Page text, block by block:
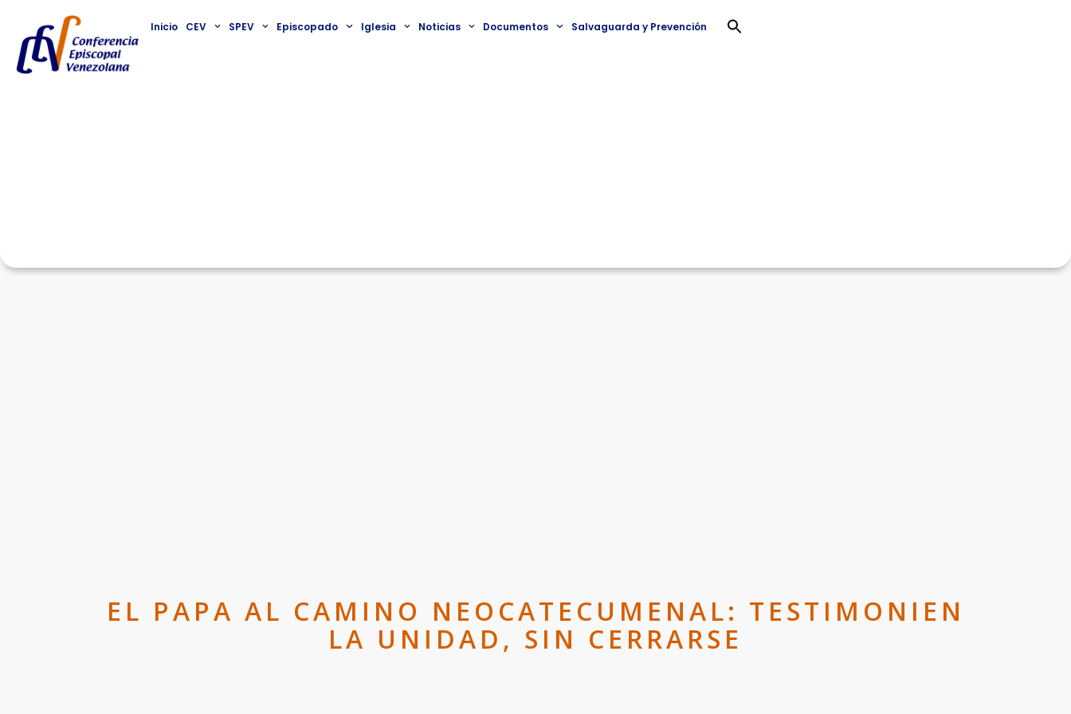
Inicio CEV SPEV Episcopado Iglesia Noticias Documentos Salvaguarda y Prevención
EL PAPA AL CAMINO NEOCATECUMENAL: TESTIMONIEN
LA UNIDAD, SIN CERRARSE